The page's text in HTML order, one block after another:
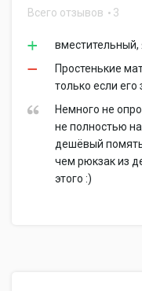
Всего отзывов 3
вместительный,
Простенькие
только если его
Немного не
не полностью
дешёвый
чем рюкзак из
этого :)